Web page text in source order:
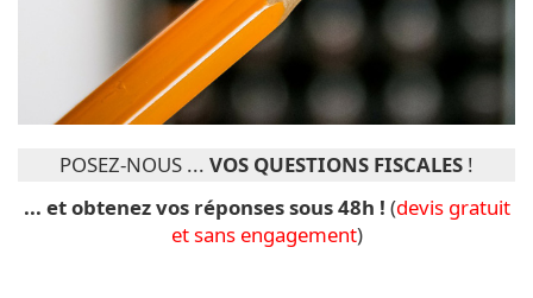
POSEZ-NOUS ... VOS QUESTIONS FISCALES !
... et obtenez vos réponses sous 48h ! (devis gratuit
et sans engagement)